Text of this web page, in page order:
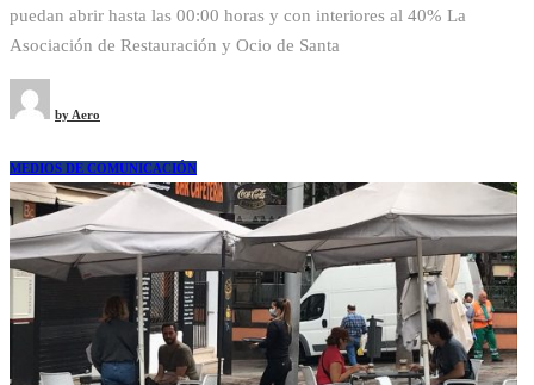
puedan abrir hasta las 00:00 horas y con interiores al 40% La
Asociación de Restauración y Ocio de Santa
by Aero
MEDIOS DE COMUNICACIÓN